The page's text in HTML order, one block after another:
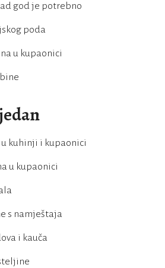
god je potrebno
poda
u kupaonici
kuhinji i kupaonici
u kupaonici
s namještaja
i kauča